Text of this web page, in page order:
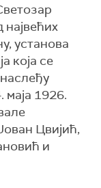
највећих
установа
која се
маја 1926.
Цвијић,
и